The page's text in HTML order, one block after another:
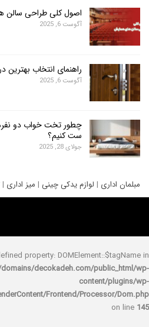
اصول کلی طراحی سالن های همایش
آگوست 6, 2025
راهنمای انتخاب بهترین درب ضد
آگوست 6, 2025
چطور تخت خواب دو نفره را با سبک
ست کنیم؟
جولای 28, 2025
|لوازم یدکی چینی|میز اداری| تعمیر
: Undefined property:
decoka/domains/decokadeh.com/
LazyRenderContent/Frontend/